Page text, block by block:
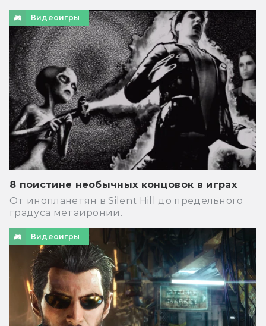
Видеоигры
8 поистине необычных концовок в играх
От инопланетян в Silent Hill до предельного
градуса метаиронии.
Видеоигры